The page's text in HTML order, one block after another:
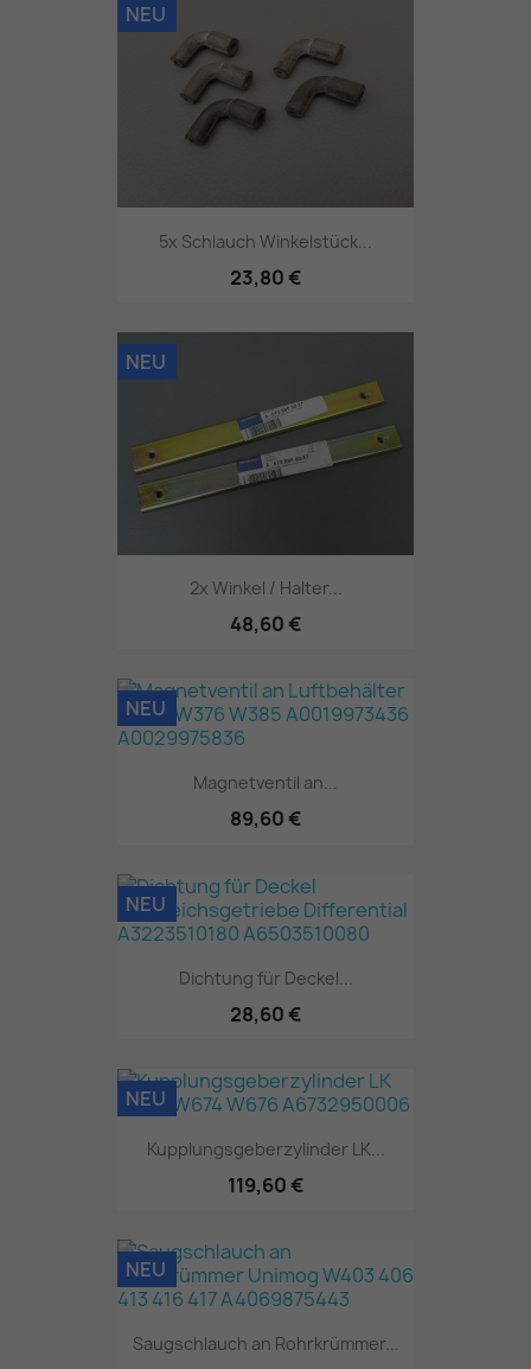
5x Schlauch Winkelstück...
23,80 €
NEU
2x Winkel / Halter...
48,60 €
NEU
Magnetventil an...
89,60 €
NEU
Dichtung für Deckel...
28,60 €
NEU
Kupplungsgeberzylinder LK...
119,60 €
NEU
Saugschlauch an Rohrkrümmer...
NEU